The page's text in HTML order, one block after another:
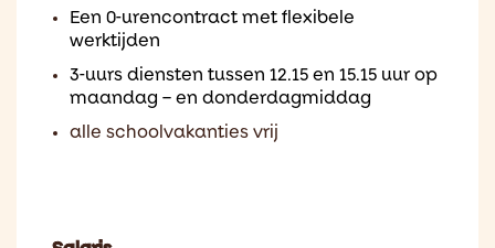
Een 0-urencontract met flexibele
werktijden
3-uurs diensten tussen 12.15 en 15.15 uur op
maandag – en donderdagmiddag
alle schoolvakanties vrij